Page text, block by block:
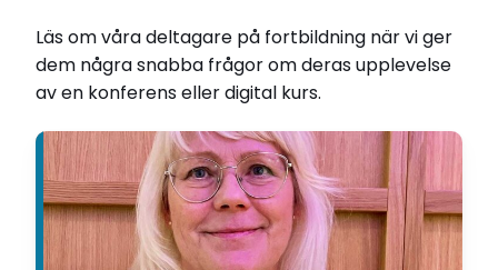
Läs om våra deltagare på fortbildning när vi ger
dem några snabba frågor om deras upplevelse
av en konferens eller digital kurs.